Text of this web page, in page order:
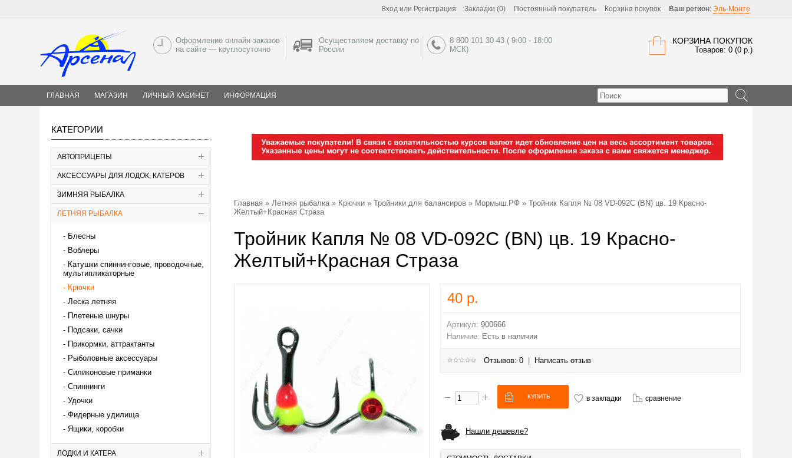
Вход или Регистрация Закладки (0) Постоянный покупатель Корзина покупок Ваш регион: Эль-Монте
КОРЗИНА ПОКУПОК
Товаров: 0 (0 р.)
Оформление онлайн-заказов
на сайте — круглосуточно
Осуществляем доставку по
России
8 800 101 30 43 ( 9:00 - 18:00
МСК)
ГЛАВНАЯ МАГАЗИН ЛИЧНЫЙ КАБИНЕТ ИНФОРМАЦИЯ
КАТЕГОРИИ
АВТОПРИЦЕПЫ
АКСЕССУАРЫ ДЛЯ ЛОДОК, КАТЕРОВ
ЗИМНЯЯ РЫБАЛКА
ЛЕТНЯЯ РЫБАЛКА
Блесны
Воблеры
Катушки спиннинговые, проводочные,
мультипликаторные
Крючки
Леска летняя
Плетеные шнуры
Подсаки, сачки
Прикормки, аттрактанты
Рыболовные аксессуары
Силиконовые приманки
Спиннинги
Удочки
Фидерные удилища
Ящики, коробки
ЛОДКИ И КАТЕРА
Главная » Летняя рыбалка» Крючки » Тройники для балансиров » Мормыш.РФ » Тройник Капля № 08 VD-092C (BN) цв. 19 Красно-
Желтый+Красная Страза
Тройник Капля № 08 VD-092C (BN) цв. 19 Красно-
Желтый+Красная Страза
40 р.
Артикул: 900666
Наличие: Есть в наличии
Отзывов: 0 Написать отзыв
в закладки сравнение
Нашли дешевле?